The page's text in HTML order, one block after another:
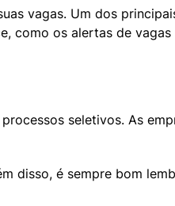
vagas. Um dos
como os alertas de vagas
seletivos. As
disso, é sempre bom